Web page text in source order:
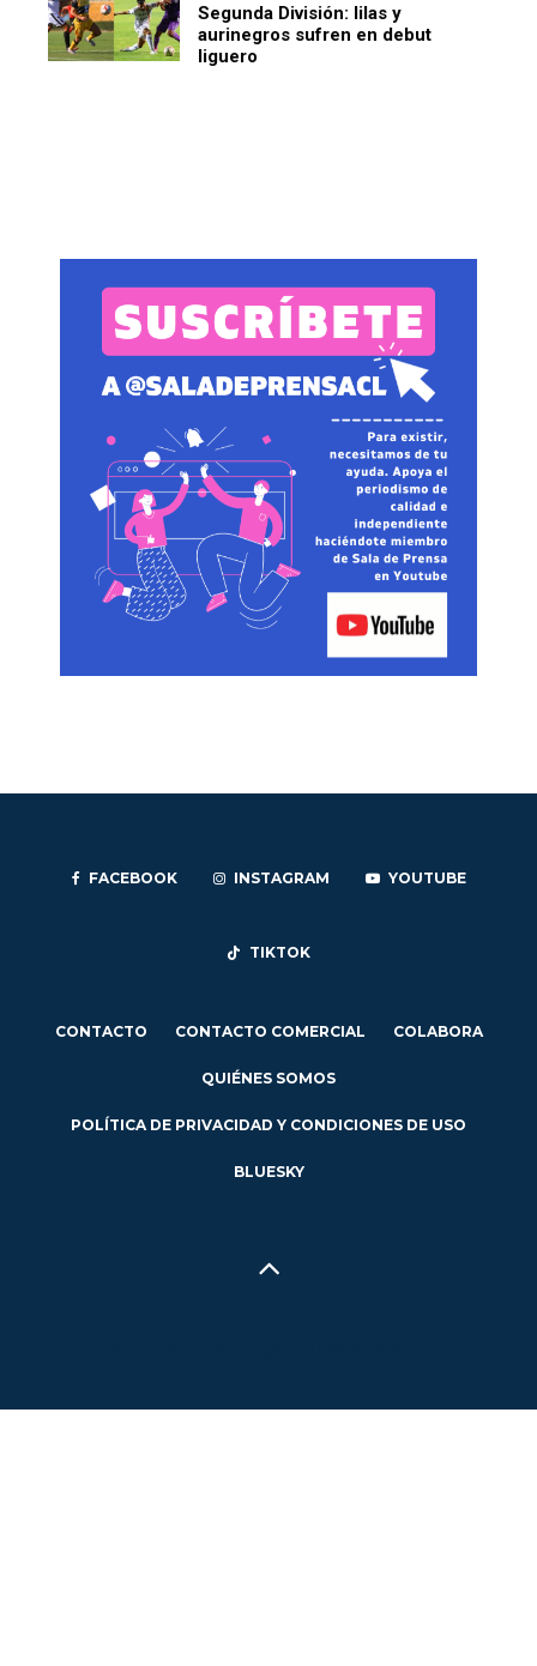
Segunda División: lilas y
aurinegros sufren en debut
liguero
FACEBOOK INSTAGRAM YOUTUBE
TIKTOK
CONTACTO CONTACTO COMERCIAL COLABORA
QUIÉNES SOMOS
POLÍTICA DE PRIVACIDAD Y CONDICIONES DE USO
BLUESKY